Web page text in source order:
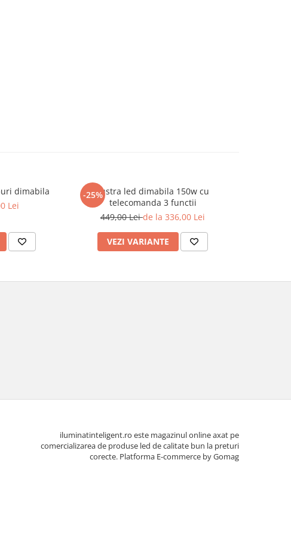
dimabila
Lei
-25%Lustra led dimabila 150w cu
telecomanda 3 functii
449,00 Leide la 336,00 Lei
VEZI VARIANTE
iluminatinteligent.ro este magazinul online axat pe
comercializarea de produse led de calitate bun la preturi
corecte. Platforma E-commerce by Gomag